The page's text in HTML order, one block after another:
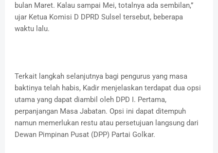
bulan Maret. Kalau sampai Mei, totalnya ada sembilan,”
ujar Ketua Komisi D DPRD Sulsel tersebut, beberapa
waktu lalu.
​Terkait langkah selanjutnya bagi pengurus yang masa
baktinya telah habis, Kadir menjelaskan terdapat dua opsi
utama yang dapat diambil oleh DPD I. Pertama,
perpanjangan Masa Jabatan. Opsi ini dapat ditempuh
namun memerlukan restu atau persetujuan langsung dari
Dewan Pimpinan Pusat (DPP) Partai Golkar.